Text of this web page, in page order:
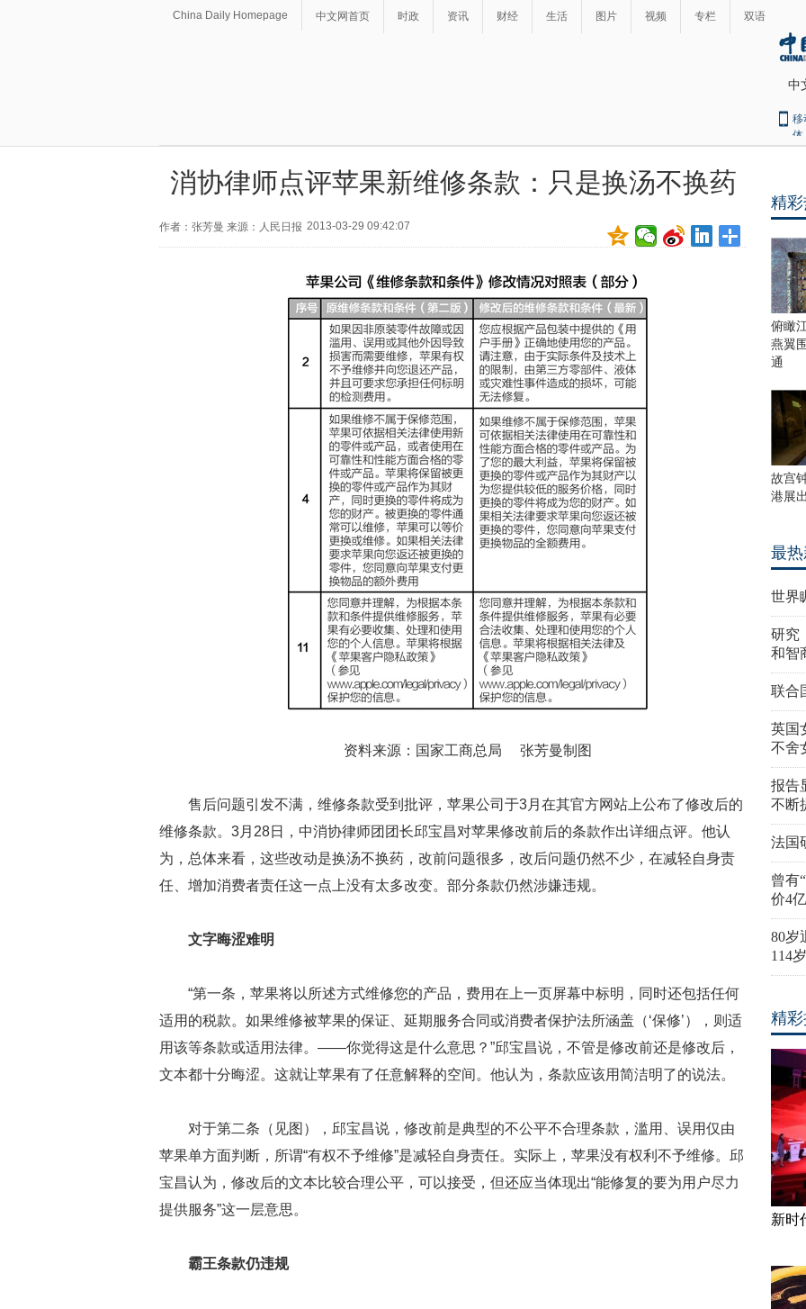
China Daily Homepage 中文网首页 时政 资讯 财经 生活 图片 视频 专栏 双语
中
移
体
消协律师点评苹果新维修条款：只是换汤不换药
作者：张芳曼 来源：人民日报 2013-03-29 09:42:07
资料来源：国家工商总局 张芳曼制图
售后问题引发不满，维修条款受到批评，苹果公司于3月在其官方网站上公布了修改后的
维修条款。3月28日，中消协律师团团长邱宝昌对苹果修改前后的条款作出详细点评。他认
为，总体来看，这些改动是换汤不换药，改前问题很多，改后问题仍然不少，在减轻自身责
任、增加消费者责任这一点上没有太多改变。部分条款仍然涉嫌违规。
文字晦涩难明
“第一条，苹果将以所述方式维修您的产品，费用在上一页屏幕中标明，同时还包括任何
适用的税款。如果维修被苹果的保证、延期服务合同或消费者保护法所涵盖（‘保修’），则适
用该等条款或适用法律。——你觉得这是什么意思？”邱宝昌说，不管是修改前还是修改后，
文本都十分晦涩。这就让苹果有了任意解释的空间。他认为，条款应该用简洁明了的说法。
对于第二条（见图），邱宝昌说，修改前是典型的不公平不合理条款，滥用、误用仅由
苹果单方面判断，所谓“有权不予维修”是减轻自身责任。实际上，苹果没有权利不予维修。邱
宝昌认为，修改后的文本比较合理公平，可以接受，但还应当体现出“能修复的要为用户尽力
提供服务”这一层意思。
霸王条款仍违规
精
俯瞰
燕翼
通
故宫
港展
最
世界
研究
和智
联合
英国
不舍
报告
不断
法国
曾有
价4亿
80岁
114
精
新时